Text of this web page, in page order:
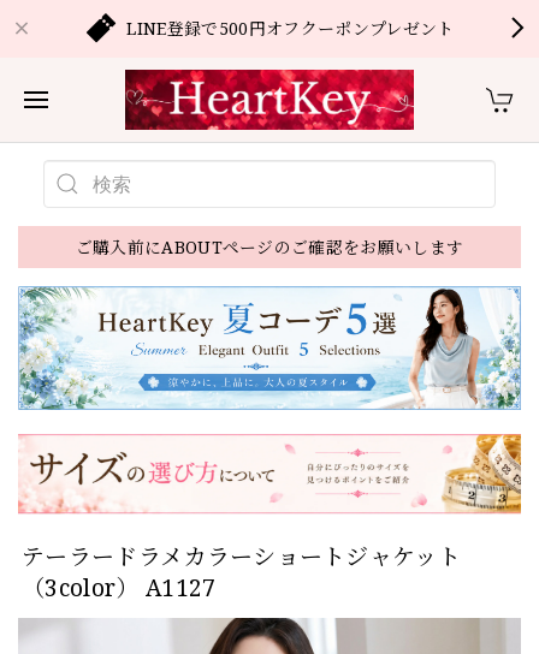
LINE登録で500円オフクーポンプレゼント
ご購入前にABOUTページのご確認をお願いします
テーラードラメカラーショートジャケット
（3color） A1127